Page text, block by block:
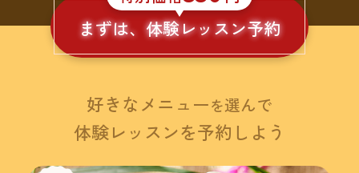
まずは、体験レッスン予約
好きなメニューを選んで
体験レッスンを予約しよう